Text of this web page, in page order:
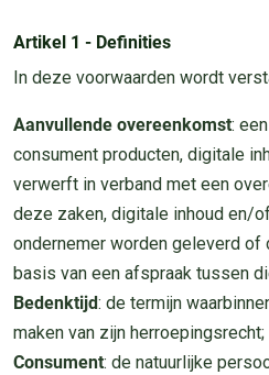
Artikel 1 - Definities
In deze voorwaarden wordt
Aanvullende overeenkomst:
consument producten, digitale
verwerft in verband met een
deze zaken, digitale inhoud en/
ondernemer worden geleverd of
basis van een afspraak tussen
Bedenktijd: de termijn
maken van zijn herroepingsrecht;
Consument: de natuurlijke